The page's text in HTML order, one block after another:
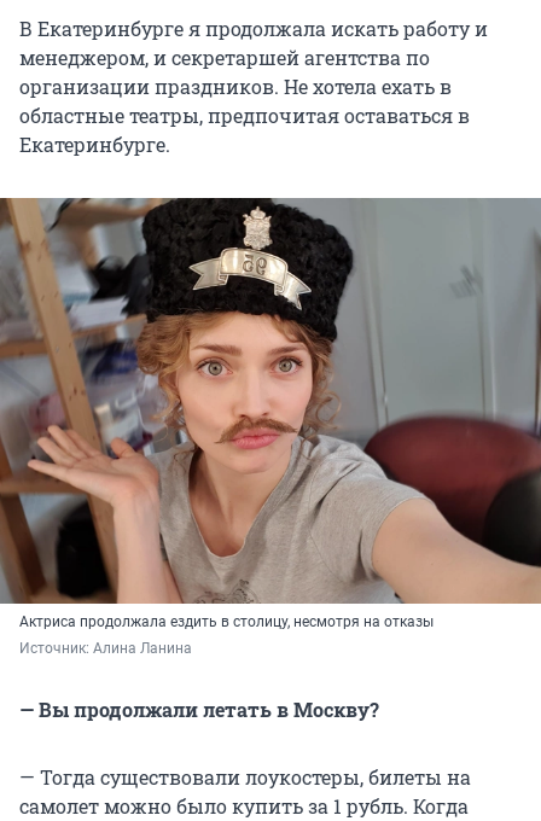
В Екатеринбурге я продолжала искать работу и
менеджером, и секретаршей агентства по
организации праздников. Не хотела ехать в
областные театры, предпочитая оставаться в
Екатеринбурге.
Актриса продолжала ездить в столицу, несмотря на отказы
Источник: Алина Ланина
— Вы продолжали летать в Москву?
— Тогда существовали лоукостеры, билеты на
самолет можно было купить за 1 рубль. Когда